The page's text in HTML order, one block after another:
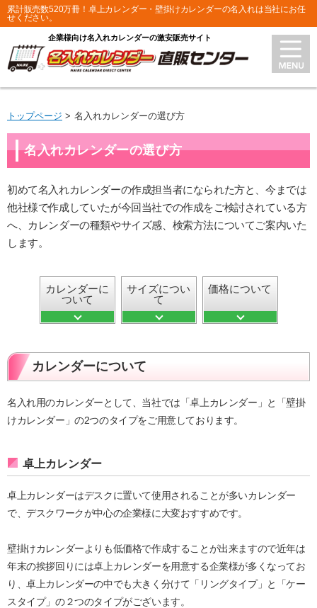
累計販売数520万冊！卓上カレンダー・壁掛けカレンダーの名入れは当社にお任
せください。
企業様向け名入れカレンダーの激安販売サイト
トップページ 名入れカレンダーの選び方
名入れカレンダーの選び方
初めて名入れカレンダーの作成担当者になられた方と、今までは
他社様で作成していたが今回当社での作成をご検討されている方
へ、カレンダーの種類やサイズ感、検索方法についてご案内いた
します。
カレンダーに
ついて
サイズについ
て
価格について
カレンダーについて
名入れ用のカレンダーとして、当社では「卓上カレンダー」と「壁掛
けカレンダー」の2つのタイプをご用意しております。
卓上カレンダー
卓上カレンダーはデスクに置いて使用されることが多いカレンダー
で、デスクワークが中心の企業様に大変おすすめです。
壁掛けカレンダーよりも低価格で作成することが出来ますので近年は
年末の挨拶回りには卓上カレンダーを用意する企業様が多くなってお
り、卓上カレンダーの中でも大きく分けて「リングタイプ」と「ケー
スタイプ」の２つのタイプがございます。